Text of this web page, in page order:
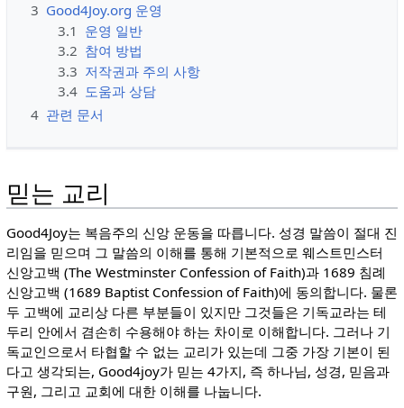
3 Good4Joy.org 운영
3.1 운영 일반
3.2 참여 방법
3.3 저작권과 주의 사항
3.4 도움과 상담
4 관련 문서
믿는 교리
Good4Joy는 복음주의 신앙 운동을 따릅니다. 성경 말씀이 절대 진
리임을 믿으며 그 말씀의 이해를 통해 기본적으로 웨스트민스터
신앙고백 (The Westminster Confession of Faith)과 1689 침례
신앙고백 (1689 Baptist Confession of Faith)에 동의합니다. 물론
두 고백에 교리상 다른 부분들이 있지만 그것들은 기독교라는 테
두리 안에서 겸손히 수용해야 하는 차이로 이해합니다. 그러나 기
독교인으로서 타협할 수 없는 교리가 있는데 그중 가장 기본이 된
다고 생각되는, Good4joy가 믿는 4가지, 즉 하나님, 성경, 믿음과
구원, 그리고 교회에 대한 이해를 나눕니다.